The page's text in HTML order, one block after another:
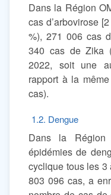
Dans la Région
cas d’arbovirose
%), 271 006 cas
340 cas de Zika
2022, soit une
rapport à la
cas).
1.2. Dengue
Dans la Région
épidémies de
cyclique tous les 3
803 096 cas, a